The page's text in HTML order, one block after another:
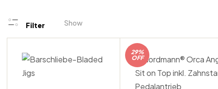
Filter Show
29%
OFF